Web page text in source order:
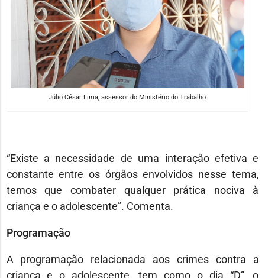
Júlio César Lima, assessor do Ministério do Trabalho
“Existe a necessidade de uma interação efetiva e
constante entre os órgãos envolvidos nesse tema,
temos que combater qualquer prática nociva à
criança e o adolescente”. Comenta.
Programação
A programação relacionada aos crimes contra a
criança e o adolescente, tem como o dia “D”, o